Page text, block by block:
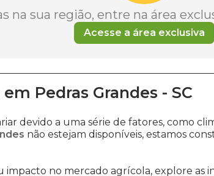
na sua região, entre na área
Acesse a área exclusiva
em Pedras Grandes - SC
devido a uma série de fatores, como
não estejam disponíveis, estamos
impacto no mercado agrícola, explore as